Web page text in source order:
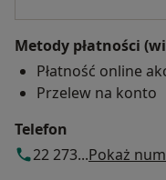
W wolnym
świadomie i
Metody płatności
Płatność online
Przelew na konto
Telefon
22 273...Pokaż